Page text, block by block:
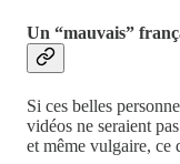
Un “mauvais”
Si ces belles
vidéos ne seraient
et même vulgaire, ce